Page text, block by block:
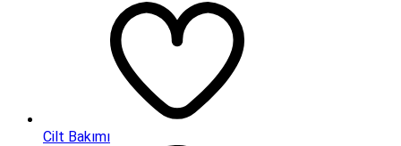
Cilt Bakımı